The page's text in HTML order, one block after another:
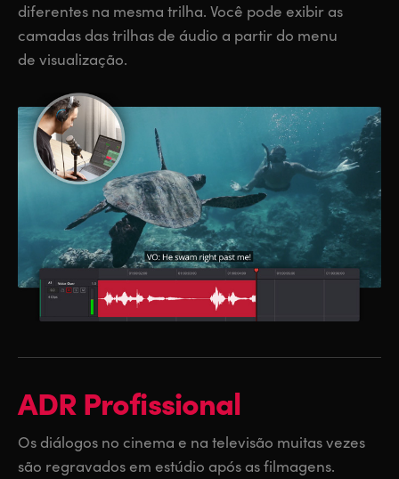
diferentes na mesma trilha. Você pode exibir as
camadas das trilhas de áudio a partir do menu
de visualização.
ADR Profissional
Os diálogos no cinema e na televisão muitas vezes
são regravados em estúdio após as filmagens.